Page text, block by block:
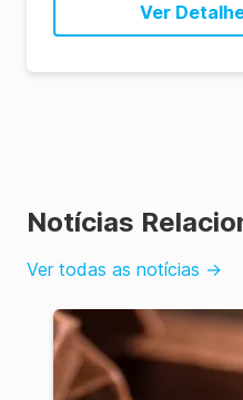
Ver
Notícias
Ver todas as notícias →